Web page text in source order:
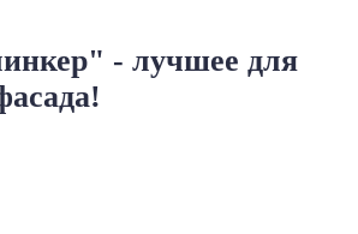
- лучшее для